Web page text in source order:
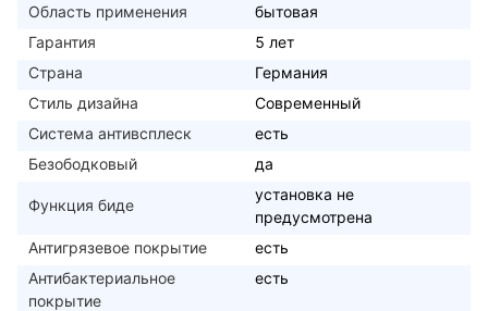
Область применения
бытовая
Гарантия
5 лет
Страна
Германия
Стиль дизайна
Современный
Система антивсплеск
есть
Безободковый
да
Функция биде
установка не
предусмотрена
Антигрязевое покрытие
есть
Антибактериальное
покрытие
есть